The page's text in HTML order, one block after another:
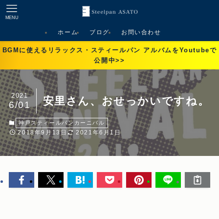
MENU
ホーム ブログ お問い合わせ
BGMに使えるリラックス・スティールパン アルバムをYoutubeで
公開中>>
安里さん、おせっかいですね。
2021
6/01
神戸スティールパンカーニバル
2018年9月13日 2021年6月1日